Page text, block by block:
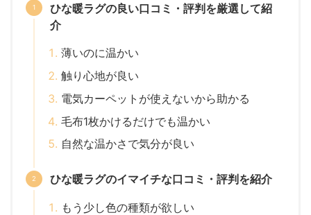
ひな暖ラグの良い口コミ・評判を厳選して紹
介
薄いのに温かい
触り心地が良い
電気カーペットが使えないから助かる
毛布1枚かけるだけでも温かい
自然な温かさで気分が良い
ひな暖ラグのイマイチな口コミ・評判を紹介
もう少し色の種類が欲しい